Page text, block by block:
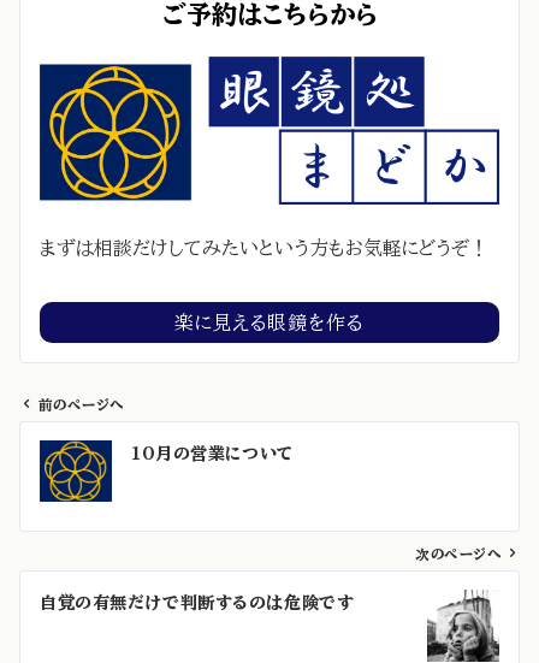
ご予約はこちらから
まずは相談だけしてみたいという方もお気軽にどうぞ！
楽に見える眼鏡を作る
前のページへ
10月の営業について
次のページへ
自覚の有無だけで判断するのは危険です